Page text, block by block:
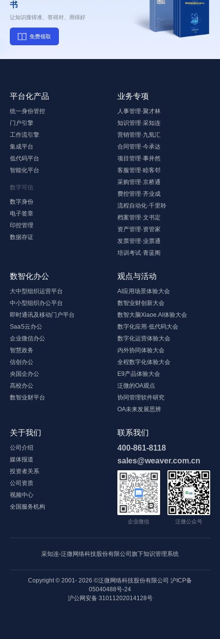
书
让知识搜得准、答得对、用得好
免费领取
平台化产品
统一身份管控
门户引擎
工作流引擎
集成平台
低代码平台
智能化平台
数字可信
数字身份
电子签章
印控管理
数据存证
业务专项
人事管理·聚才林
知识管理·采知连
营销管理·九氚汇
合同管理·今承达
项目管理·事井然
客服管理·睦客邻
采购管理·京桥通
费控管理·齐业成
流程自动化·千里聆
档案管理·文书定
资产管理·资管家
发票管理·业票通
培训考试·青蓝阁
数智化办公
大中型组织运营平台
中小型组织办公平台
即时通讯及移动门户平台
SaaS云办公
企业微信办公
智慧政务
信创办公
央国企办公
高校办公
数智业财平台
观点与活动
AI应用场景体验大会
数智业财创新大会
数智大脑Xiaoe.AI体验大会
数字化应用·低代码大会
数字化运营体验大会
内外协同体验大会
全程数字化体验大会
E9产品体验大会
泛微的OA观点
协同管理软件研究
OA未来发展思辨
关于我们
公司介绍
媒体报道
投资者关系
公司资质
视频中心
全国服务机构
联系我们
400-861-8118
sales@weaver.com.cn
企业微信 泛微公众号
采知连-泛微网络科技股份有限公司旗下知识管理系统
Copyright © 2001- 2026 ©泛微网络科技股份有限公司 沪ICP备
05040488号-24
沪公网安备 31011202014128号